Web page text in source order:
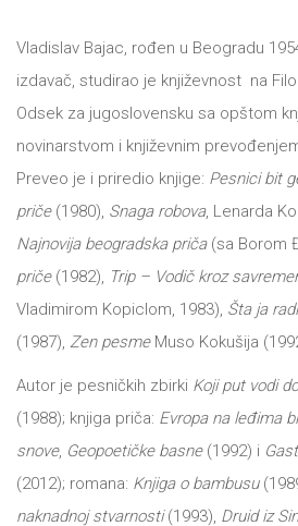
A5
Hommage
12/19+
Portreti
Pro/za
Trgni
Poezija!
KNJIŽARA
TREĆE
DRVO
Vladislav Bajac, rođen u Beogradu
izdavač, studirao je književnost na
Odsek za jugoslovensku sa opštom
novinarstvom i književnim
Preveo je i priredio knjige: Pesnici bit
priče(1980), Snaga robova, Lenarda
Najnovija beogradska priča(sa Borom
priče(1982), Trip – Vodič kroz
Vladimirom Kopiclom, 1983), Šta ja
(1987), Zen pesmeMuso Kokušija
Autor je pesničkih zbirki Koji put vodi
(1988); knjiga priča: Evropa na leđima
snove, Geopoetičke basne(1992) i
(2012); romana: Knjiga o bambusu
naknadnoj stvarnosti(1993), Druid iz